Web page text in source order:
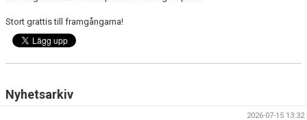
Stort grattis till framgångarna!
Nyhetsarkiv
2026-07-15 13:32